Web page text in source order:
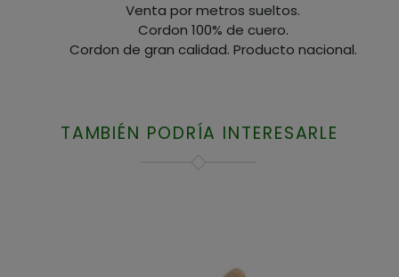
Venta por metros sueltos.
Cordon 100% de cuero.
Cordon de gran calidad. Producto nacional.
TAMBIÉN PODRÍA INTERESARLE